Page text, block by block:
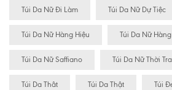
Túi Da Nữ Đi Làm Túi Da Nữ Dự Tiệc
Túi Da Nữ Hàng Hiệu Túi Da Nữ
Túi Da Nữ Saffiano Túi Da Nữ Thời
Túi Da Thât Túi Da Thật Túi